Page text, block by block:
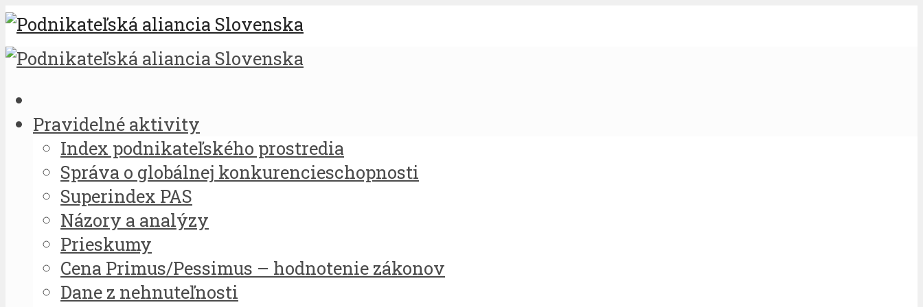
Pravidelné aktivity
Index podnikateľského prostredia
Správa o globálnej konkurencieschopnosti
Superindex PAS
Názory a analýzy
Prieskumy
Cena Primus/Pessimus – hodnotenie zákonov
Dane z nehnuteľnosti